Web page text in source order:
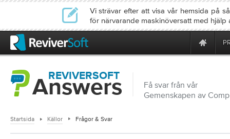
Vi strävar efter att visa vår hemsida på
för närvarande maskinöversatt med hjälp
REVIVERSOFT
Answers
Få svar från vår
Gemenskapen av
Startsida Källor Frågor & Svar